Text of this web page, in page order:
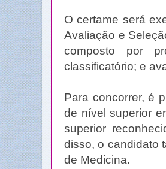
O certame será
Avaliação e
composto por
classificatório; e
Para concorrer, é
de nível superior
superior
disso, o candidato
de Medicina.